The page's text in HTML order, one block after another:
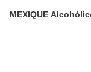
MEXIQUE